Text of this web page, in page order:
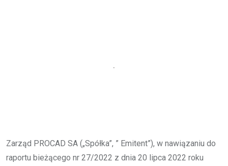
Zarząd PROCAD SA („Spółka”, ” Emitent”), w nawiązaniu do
raportu bieżącego nr 27/2022 z dnia 20 lipca 2022 roku